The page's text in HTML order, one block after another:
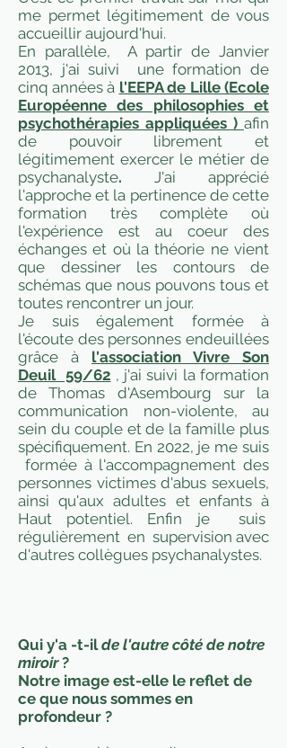
me permet légitimement de vous
accueillir aujourd'hui.
En parallèle, A partir de Janvier
2013, j'ai suivi une formation de
cinq années à l'EEPA de Lille (Ecole
Européenne des philosophies et
psychothérapies appliquées ) afin
de pouvoir librement et
légitimement exercer le métier de
psychanalyste. J'ai apprécié
l'approche et la pertinence de cette
formation très complète où
l'expérience est au coeur des
échanges et où la théorie ne vient
que dessiner les contours de
schémas que nous pouvons tous et
toutes rencontrer un jour.
Je suis également formée à
l'écoute des personnes endeuillées
grâce à l'association Vivre Son
Deuil 59/62 , j'ai suivi la formation
de Thomas d'Asembourg sur la
communication non-violente, au
sein du couple et de la famille plus
spécifiquement. En 2022, je me suis
formée à l'accompagnement des
personnes victimes d'abus sexuels,
ainsi qu'aux adultes et enfants à
Haut potentiel. Enfin je suis
régulièrement en supervision avec
d'autres collègues psychanalystes.
Qui y'a -t-ilde l'autre côté de notre
miroir?
Notre image est-elle le reflet de
ce que nous sommes en
profondeur ?